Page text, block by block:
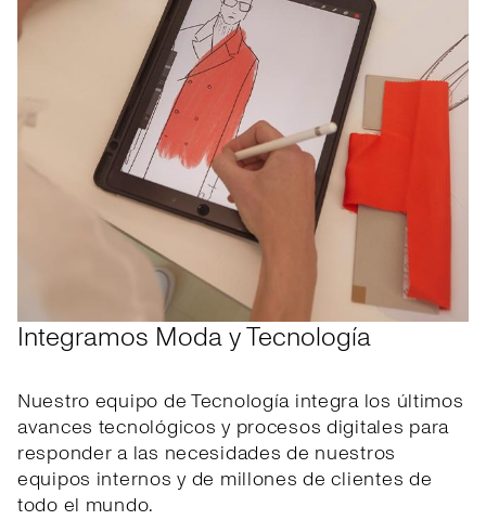
Integramos Moda y Tecnología
Nuestro equipo de Tecnología integra los últimos
avances tecnológicos y procesos digitales para
responder a las necesidades de nuestros
equipos internos y de millones de clientes de
todo el mundo.